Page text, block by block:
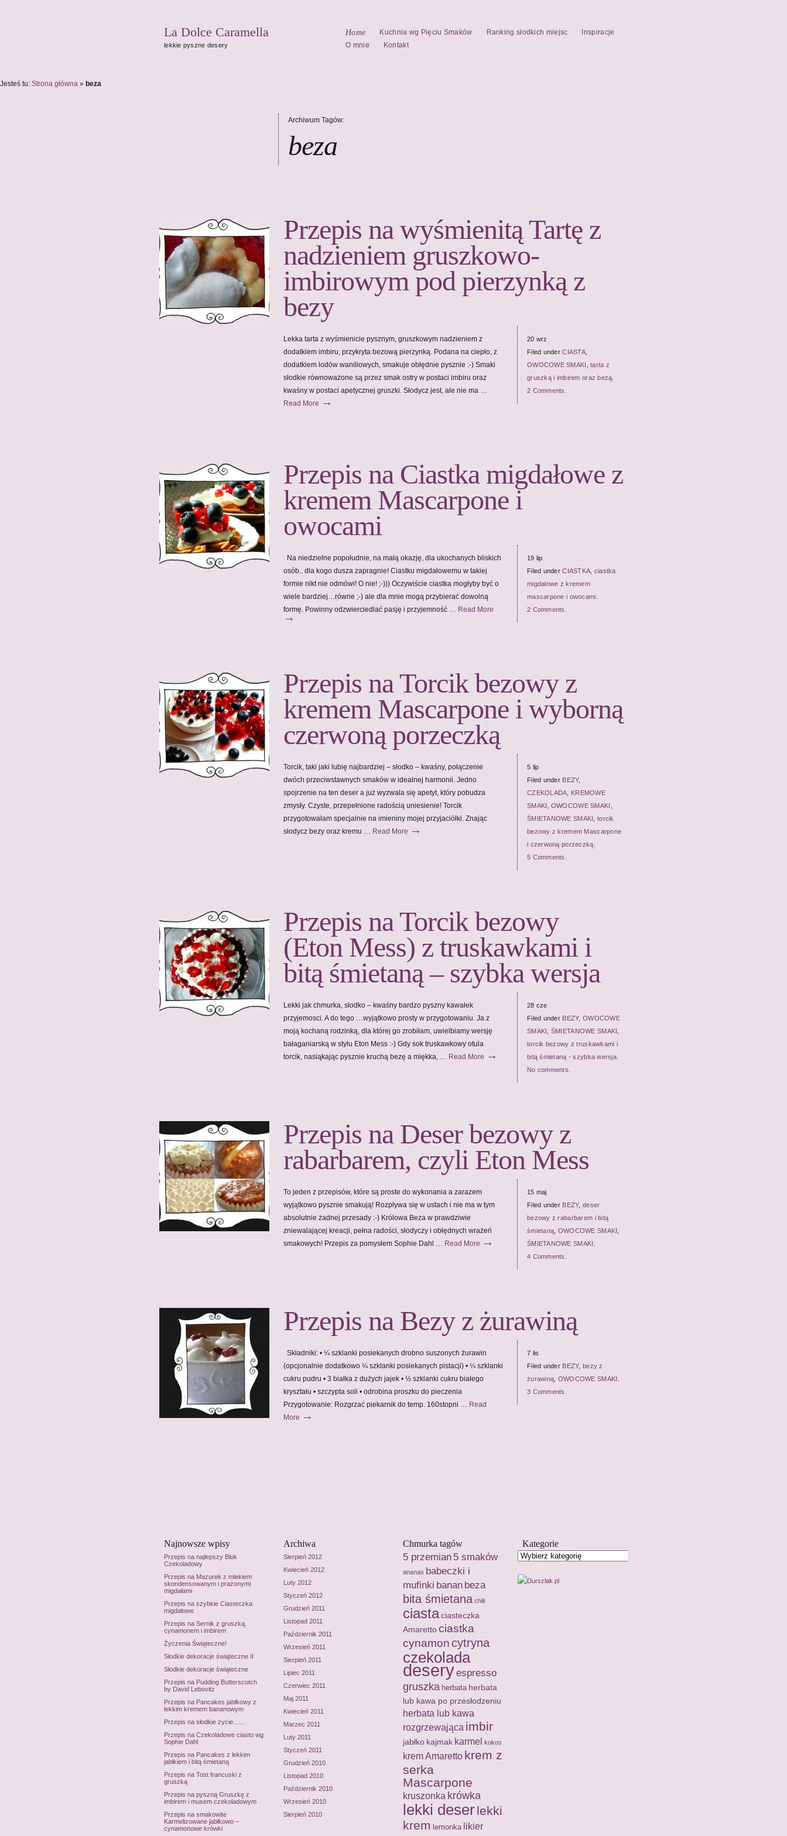
La Dolce Caramella
lekkie pyszne desery
Home Kuchnia wg Pięciu Smaków Ranking słodkich miejsc
Inspiracje
O mnie
Kontakt
Jesteś tu: Strona główna » beza
Archiwum Tagów:
beza
Przepis na wyśmienitą Tartę z
nadzieniem gruszkowo-
imbirowym pod pierzynką z
bezy
20 wrz
Filed underCIASTA,
OWOCOWE SMAKI
,tarta z
gruszką i imbirem oraz bezą
2 Comments.
Lekka tarta z wyśmienicie pysznym, gruszkowym nadzieniem z
dodatkiem imbiru, przykryta bezową pierzynką. Podana na ciepło, z
dodatkiem lodów waniliowych, smakuje obłędnie pysznie :-) Smaki
słodkie równoważone są przez smak ostry w postaci imbiru oraz
kwaśny w postaci apetycznej gruszki. Słodycz jest, ale nie ma …
Read More →
Przepis na Ciastka migdałowe z
kremem Mascarpone i
owocami
19 lip
Filed underCIASTKA ciastka
migdałowe z kremem
mascarpone i owocami
2 Comments.
Na niedzielne popołudnie, na małą okazję, dla ukochanych bliskich
osób.. dla kogo dusza zapragnie! Ciastku migdałowemu w takiej
formie nikt nie odmówi! O nie! ;-))) Oczywiście ciastka mogłyby być o
wiele bardziej…równe ;-) ale dla mnie mogą przybierać dowolną
formę. Powinny odzwierciedlać pasję i przyjemność … Read More
→
Przepis na Torcik bezowy z
kremem Mascarpone i wyborną
czerwoną porzeczką
5 lip
Filed under BEZY,
CZEKOLADA
KREMOWE
SMAKI
OWOCOWE SMAKI
ŚMIETANOWE SMAKI
torcik
bezowy z kremem Mascarpone
i czerwoną porzeczką
5 Comments.
Torcik, taki jaki lubię najbardziej – słodko – kwaśny, połączenie
dwóch przeciwstawnych smaków w idealnej harmonii. Jedno
spojrzenie na ten deser a już wyzwala się apetyt, który pobudza
zmysły. Czyste, przepełnione radością uniesienie! Torcik
przygotowałam specjalnie na imieniny mojej przyjaciółki. Znając
słodycz bezy oraz kremu … Read More →
Przepis na Torcik bezowy
(Eton Mess) z truskawkami i
bitą śmietaną – szybka wersja
28 cze
Filed under BEZY, OWOCOWE
SMAKI
ŚMIETANOWE SMAKI
torcik bezowy z truskawkami i
bitą śmietaną - szybka wersja.
No comments.
Lekki jak chmurka, słodko – kwaśny bardzo pyszny kawałek
przyjemosci. A do tego …wyjątkowo prosty w przygotowaniu. Ja z
moją kochaną rodzinką, dla której go zrobiłam, uwielbiamy wersję
bałaganiarską w stylu Eton Mess :-) Gdy sok truskawkowy otula
torcik, nasiąkając pysznie kruchą bezę a miękka, … Read More →
Przepis na Deser bezowy z
rabarbarem, czyli Eton Mess
15 maj
Filed under BEZY, deser
bezowy z rabarbarem i bitą
śmietaną OWOCOWE SMAKI
ŚMIETANOWE SMAKI
4 Comments.
To jeden z przepisów, które są proste do wykonania a zarazem
wyjątkowo pysznie smakują! Rozpływa się w ustach i nie ma w tym
absolutnie żadnej przesady :-) Królowa Beza w prawdziwie
zniewalającej kreacji, pełna radości, słodyczy i obłędnych wrażeń
smakowych! Przepis za pomysłem Sophie Dahl … Read More →
Przepis na Bezy z żurawiną
7 lis
Filed under BEZY, bezy z
żurawiną OWOCOWE SMAKI
3 Comments.
Składniki: • ¼ szklanki posiekanych drobno suszonych żurawin
(opcjonalnie dodatkowo ¼ szklanki posiekanych pistacji) • ¼ szklanki
cukru pudru • 3 białka z dużych jajek • ½ szklanki cukru białego
kryształu • szczypta soli • odrobina proszku do pieczenia
Przygotowanie: Rozgrzać piekarnik do temp. 160stopni … Read
More →
Najnowsze wpisy
Przepis na najlepszy Blok
Czekoladowy
Przepis na Mazurek z mlekiem
skondensowanym i prażonymi
migdałami
Przepis na szybkie Ciasteczka
migdałowe
Przepis na Sernik z gruszką,
cynamonem i imbirem
Życzenia Świąteczne!
Słodkie dekoracje świąteczne II
Słodkie dekoracje świąteczne
Przepis na Pudding Butterscotch
by David Lebovitz
Przepis na Pancakes jabłkowy z
lekkim kremem bananowym
Przepis na słodkie życie……
Przepis na Czekoladowe ciasto wg
Sophie Dahl
Przepis na Pancakes z lekkim
jabłkiem i bitą śmietaną
Przepis na Tost francuski z
gruszką
Przepis na pyszną Gruszkę z
imbirem i musem czekoladowym
Przepis na smakowite
Karmelizowane jabłkowo –
cynamonowe krówki
Archiwa
Sierpień 2012
Kwiecień 2012
Luty 2012
Styczeń 2012
Grudzień 2011
Listopad 2011
Październik 2011
Wrzesień 2011
Sierpień 2011
Lipiec 2011
Czerwiec 2011
Maj 2011
Kwiecień 2011
Marzec 2011
Luty 2011
Styczeń 2011
Grudzień 2010
Listopad 2010
Październik 2010
Wrzesień 2010
Sierpień 2010
Chmurka tagów
5 przemian 5 smaków
ananas babeczki i
mufinki banan beza
bita śmietana chili
ciastaciasteczka
Amarettociastka
cynamoncytryna
czekolada
deseryespresso
gruszka herbata herbata
lub kawa po przesłodzeniu
herbata lub kawa
rozgrzewająca imbir
jabłko kajmak karmel kokos
krem Amaretto krem z
serka
Mascarpone
kruszonka krówka
lekki deserlekki
krem lemonka likier
Kategorie